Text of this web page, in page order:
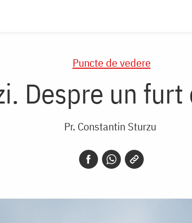
Puncte de vedere
Despre un
Pr. Constantin Sturzu